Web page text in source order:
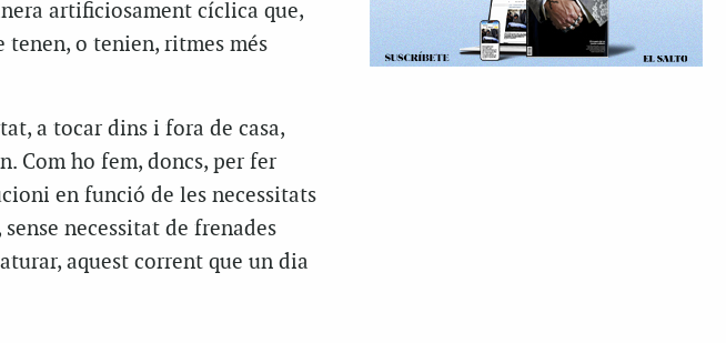
artificiosament cíclica que,
tenen, o tenien, ritmes més
a tocar dins i fora de casa,
Com ho fem, doncs, per fer
en funció de les necessitats
necessitat de frenades
aquest corrent que un dia